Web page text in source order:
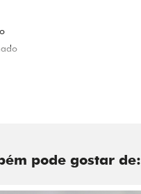
pode gostar de: